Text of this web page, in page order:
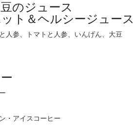
のジュース
ト＆ヘルシージュース
人参、トマトと人参、いんげん、大豆
・アイスコーヒー